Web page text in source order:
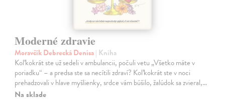
Moderné zdravie
Moravčík Debrecká Denisa| Kniha
Koľkokrát ste už sedeli v ambulancii, počuli vetu „Všetko máte v
poriadku“ – a predsa ste sa necítili zdraví? Koľkokrát ste v noci
prehadzovali v hlave myšlienky, srdce vám búšilo, žalúdok sa zvieral,…
Na sklade